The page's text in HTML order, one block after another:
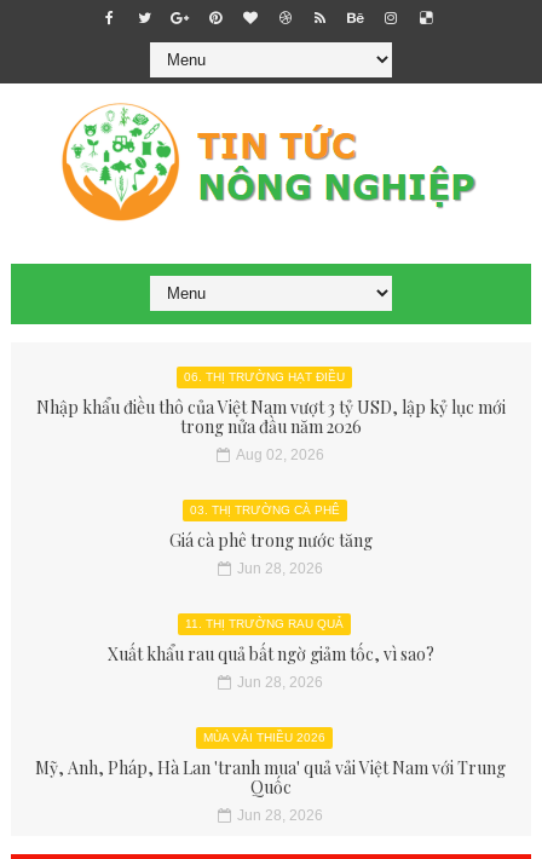
06. THỊ TRƯỜNG HẠT ĐIỀU
Nhập khẩu điều thô của Việt Nam vượt 3 tỷ USD, lập kỷ lục mới
trong nửa đầu năm 2026
Aug 02, 2026
03. THỊ TRƯỜNG CÀ PHÊ
Giá cà phê trong nước tăng
Jun 28, 2026
11. THỊ TRƯỜNG RAU QUẢ
Xuất khẩu rau quả bất ngờ giảm tốc, vì sao?
Jun 28, 2026
MÙA VẢI THIỀU 2026
Mỹ, Anh, Pháp, Hà Lan 'tranh mua' quả vải Việt Nam với Trung
Quốc
Jun 28, 2026